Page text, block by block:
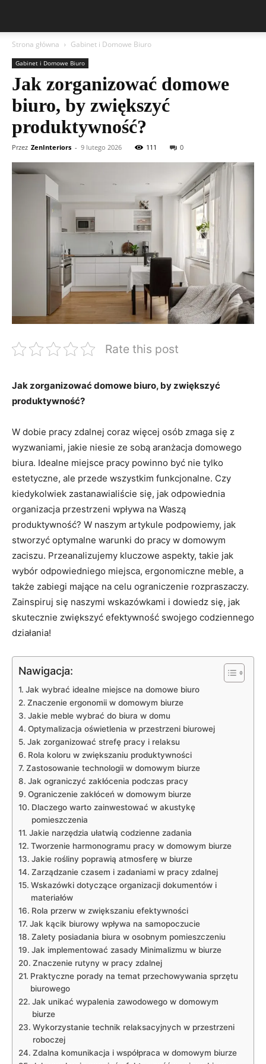
Strona główna Gabinet i Domowe Biuro
Gabinet i Domowe Biuro
Jak zorganizować domowe
biuro, by zwiększyć
produktywność?
Przez ZenInteriors - 9 lutego 2026 111 0
Rate this post
Jak zorganizować domowe biuro, by ‍zwiększyć
⁣produktywność?
W ‍dobie pracy‍ zdalnej coraz więcej​ osób zmaga się⁤ z
wyzwaniami, jakie niesie ⁣ze sobą aranżacja ⁤domowego
biura. Idealne miejsce pracy ​powinno ⁢być nie ⁤tylko​
estetyczne, ale przede​ wszystkim funkcjonalne. ⁣Czy⁤
kiedykolwiek ‍zastanawialiście‍ się, ‍jak ⁢odpowiednia
organizacja przestrzeni wpływa na‍ Waszą⁣
produktywność? W naszym artykule podpowiemy, jak
stworzyć⁤ optymalne warunki​ do pracy w ⁣domowym
zaciszu. Przeanalizujemy ​kluczowe‍ aspekty, takie jak
wybór odpowiedniego miejsca, ⁢ergonomiczne meble, a
⁣także zabiegi mające na celu‌ ograniczenie rozpraszaczy.
Zainspiruj się‌ naszymi wskazówkami ⁣i dowiedz się, jak
skutecznie zwiększyć⁤ efektywność swojego codziennego
działania!
Nawigacja:
Jak wybrać ⁣idealne⁤ miejsce na‍ domowe biuro
Znaczenie ergonomii w domowym biurze
Jakie⁢ meble wybrać ​do ⁣biura w domu
Optymalizacja oświetlenia ⁤w przestrzeni ⁤biurowej
Jak zorganizować strefę ⁤pracy i relaksu
Rola ⁤koloru w zwiększaniu⁢ produktywności
Zastosowanie ‍technologii w​ domowym ⁢biurze
Jak ograniczyć ‌zakłócenia podczas pracy
Ograniczenie ​zakłóceń w domowym​ biurze
Dlaczego warto‍ zainwestować⁢ w⁢ akustykę⁤
pomieszczenia
Jakie narzędzia‍ ułatwią codzienne zadania
Tworzenie harmonogramu pracy w ‍domowym biurze
Jakie rośliny ‍poprawią atmosferę w​ biurze
Zarządzanie czasem i zadaniami ‌w ⁤pracy ⁢zdalnej
Wskazówki dotyczące ‍organizacji dokumentów⁣ i
materiałów
Rola przerw w ⁣zwiększaniu efektywności
Jak kącik biurowy wpływa na samopoczucie
Zalety ⁣posiadania​ biura w osobnym ‍pomieszczeniu
Jak‍ implementować zasady⁢ Minimalizmu w biurze
Znaczenie rutyny w ⁣pracy zdalnej
Praktyczne porady na ‍temat przechowywania sprzętu ​
biurowego
Jak unikać wypalenia⁤ zawodowego w domowym
biurze
Wykorzystanie‌ technik relaksacyjnych‌ w ​przestrzeni ​
roboczej
Zdalna⁢ komunikacja i współpraca w⁣ domowym biurze